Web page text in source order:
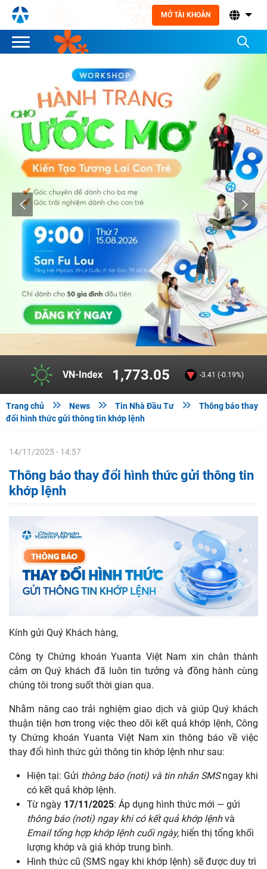
MỞ TÀI KHOẢN
VN-Index 1,773.05 -3.41 (-0.19%)
Trang chủ  News  Tin Nhà Đầu Tư 
Thông báo thay
đổi hình thức gửi thông tin khớp lệnh
14/11/2025 - 14:57
Thông báo thay đổi hình thức gửi thông tin
khớp lệnh
Kính gửi Quý Khách hàng,
Công ty Chứng khoán Yuanta Việt Nam xin chân thành
cảm ơn Quý khách đã luôn tin tưởng và đồng hành cùng
chúng tôi trong suốt thời gian qua.
Nhằm nâng cao trải nghiệm giao dịch và giúp Quý khách
thuận tiện hơn trong việc theo dõi kết quả khớp lệnh, Công
ty Chứng khoán Yuanta Việt Nam xin thông báo về việc
thay đổi hình thức gửi thông tin khớp lệnh như sau:
Hiện tại: Gửi thông báo (noti) và tin nhắn SMSngay khi
có kết quả khớp lệnh.
Từ ngày 17/11/2025: Áp dụng hình thức mới — gửi
thông báo (noti) ngay khi có kết quả khớp lệnhvà
Email tổng hợp khớp lệnh cuối ngày, hiển thị tổng khối
lượng khớp và giá khớp trung bình.
Hình thức cũ (SMS ngay khi khớp lệnh) sẽ được duy trì